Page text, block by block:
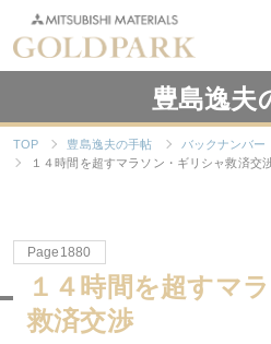
豊島逸夫
TOP 豊島逸夫の手帖
バックナンバー
１４時間を超すマラソン・ギリシャ救済交
Page1880
１４時間を超すマ
救済交渉